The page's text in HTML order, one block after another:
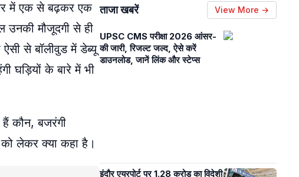
में एक से बढ़कर एक
उनकी मौजूदगी से ही
ऐसी से बॉलीवुड में डेब्यू
घड़ियों के बारे में भी
कौन, बजरंगी
को लेकर क्या कहा है।
ताजा खबरें View More →
UPSC CMS परीक्षा 2026 आंसर-
की जारी, रिजल्ट जल्द, ऐसे करें
डाउनलोड, जानें लिंक और स्टेप्स
इंदौर एयरपोर्ट पर 1.28 करोड़ का विदेशी